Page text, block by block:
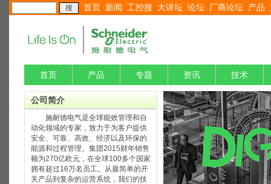
首页 新闻 工控搜 大讲坛 论坛 厂商论坛 产品
首页 产品 专题 资讯 技术
公司简介
施耐德电气是全球能效管理和自
动化领域的专家，致力于为客户提供
安全、可靠、高效、经济以及环保的
能源和过程管理。集团2015财年销售
额为270亿欧元，在全球100多个国家
拥有超过16万名员工。从最简单的开
关产品到复杂的运营系统，我们的技